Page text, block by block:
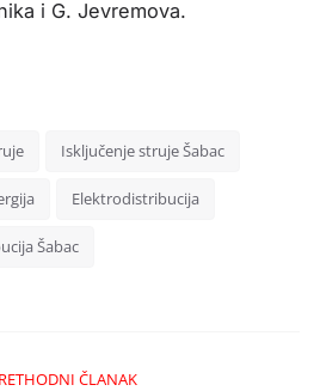
i G. Jevremova.
Isključenje struje Šabac
Elektrodistribucija
Šabac
ČLANAK